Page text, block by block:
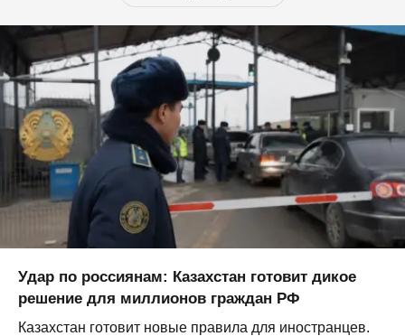
Удар по россиянам: Казахстан готовит дикое
решение для миллионов граждан РФ
Казахстан готовит новые правила для иностранцев.